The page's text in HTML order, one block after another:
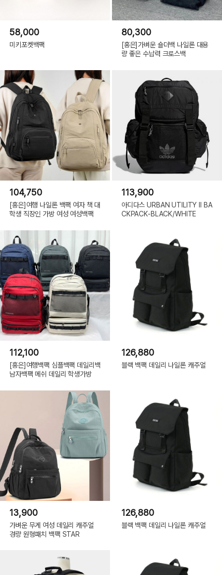
58,000
미키포켓백팩
80,300
[홍은]가벼운 숄더백 나일론 대용
량 좋은 수납력 크로스백
104,750
[홍은]여행 나일론 백팩 여자 책 대
학생 직장인 가방 여성 여성백팩
113,900
아디다스 URBAN UTILITY II BA
CKPACK-BLACK/WHITE
112,100
[홍은]여행백팩 심플백팩 데일리백
남자백팩 메쉬 데일리 학생가방
126,880
블랙 백팩 데일리 나일론 캐주얼
13,900
가벼운 무게 여성 데일리 캐주얼
경량 원형패치 백팩 STAR
126,880
블랙 백팩 데일리 나일론 캐주얼